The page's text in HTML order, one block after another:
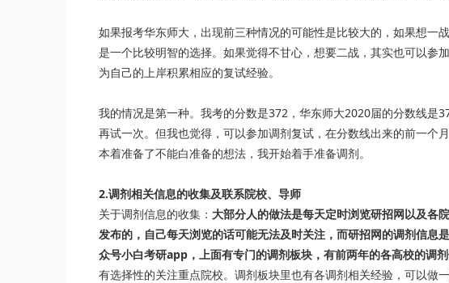
如果报考华东师大，出现前三种情况的可能性是比较大的，如果想一
是一个比较明智的选择。如果觉得不甘心，想要二战，其实也可以参
为自己的上岸积累相应的复试经验。
我的情况是第一种。我考的分数是372，华东师大2020届的分数线是
再试一次。但我也觉得，可以参加调剂复试，在分数线出来的前一个
本着准备了不能白准备的想法，我开始着手准备调剂。
2.调剂相关信息的收集及联系院校、导师
关于调剂信息的收集： 大部分人的做法是每天定时浏览研招网以及各
发布的，自己每天浏览的话可能无法及时关注，而研招网的调剂信息
众号小白考研app，上面有专门的调剂板块，有前两年的各高校的调
有选择性的关注重点院校。调剂板块里也有各调剂相关经验，可以做